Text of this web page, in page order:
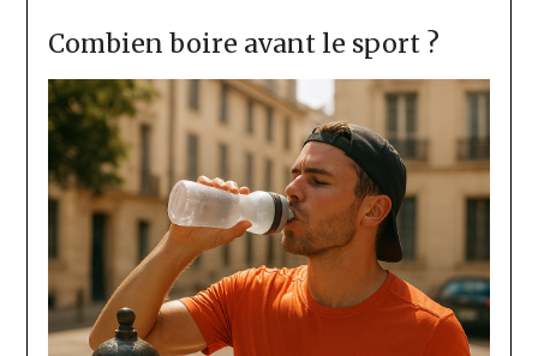
Combien boire avant le sport ?